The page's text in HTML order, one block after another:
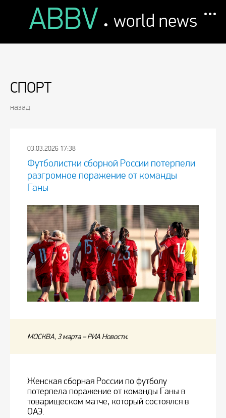
ABBV . world news
СПОРТ
назад
03.03.2026 17:38
Футболистки сборной России потерпели
разгромное поражение от команды
Ганы
МОСКВА, 3 марта – РИА Новости.
Женская сборная России по футболу
потерпела поражение от команды Ганы в
товарищеском матче, который состоялся в
ОАЭ.